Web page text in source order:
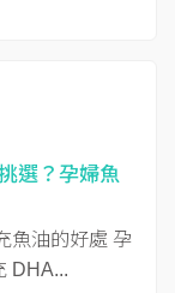
選？孕婦魚
魚油的好處 孕
DHA...